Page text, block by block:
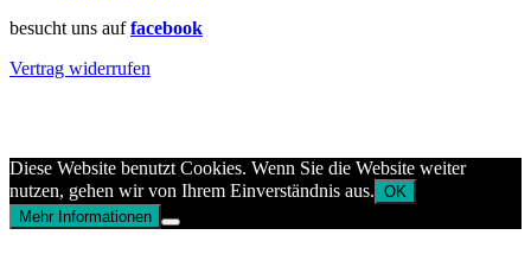
besucht uns auffacebook
Vertrag widerrufen
Diese Website benutzt Cookies. Wenn Sie die Website weiter
nutzen, gehen wir von Ihrem Einverständnis aus. OK
Mehr Informationen